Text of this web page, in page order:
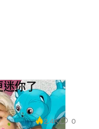
迷你了
2.4K 0